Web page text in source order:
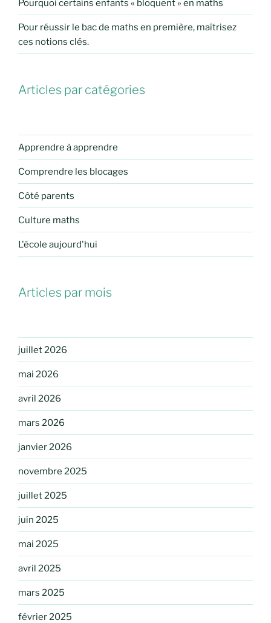
Pourquoi certains enfants « bloquent » en maths
Pour réussir le bac de maths en première, maîtrisez
ces notions clés.
Articles par catégories
Apprendre à apprendre
Comprendre les blocages
Côté parents
Culture maths
L'école aujourd'hui
Articles par mois
juillet 2026
mai 2026
avril 2026
mars 2026
janvier 2026
novembre 2025
juillet 2025
juin 2025
mai 2025
avril 2025
mars 2025
février 2025